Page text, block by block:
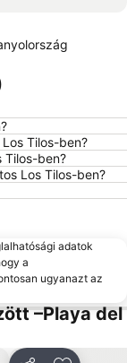
Repülőtér
Stadium
Golf
Tilos-ben?
Tilos-ben?
Los Tilos-ben?
adatok
a
ugyanazt az
–Playa del